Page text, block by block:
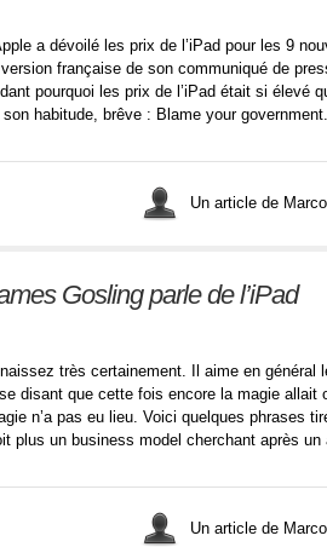
a dévoilé les prix de l’iPad pour les 9
française de son communiqué de
pourquoi les prix de l’iPad était si élevé
habitude, brêve : Blame your
Un article de
Gosling parle de l’iPad
très certainement. Il aime en général
disant que cette fois encore la magie allait
n’a pas eu lieu. Voici quelques phrases
plus un business model cherchant après un
Un article de